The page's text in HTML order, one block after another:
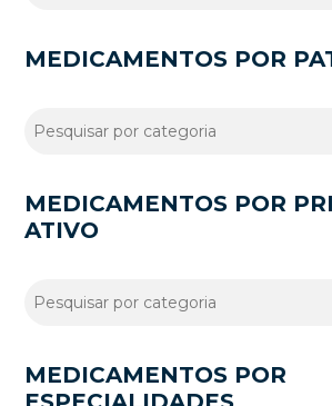
MEDICAMENTOS POR
MEDICAMENTOS POR
ATIVO
MEDICAMENTOS POR